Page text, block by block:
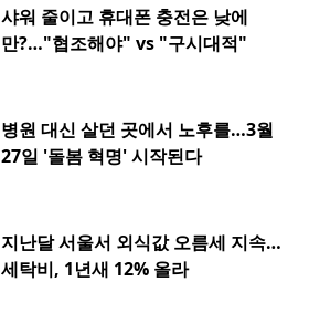
샤워 줄이고 휴대폰 충전은 낮에
만?…"협조해야" vs "구시대적"
병원 대신 살던 곳에서 노후를…3월
27일 '돌봄 혁명' 시작된다
지난달 서울서 외식값 오름세 지속…
세탁비, 1년새 12% 올라